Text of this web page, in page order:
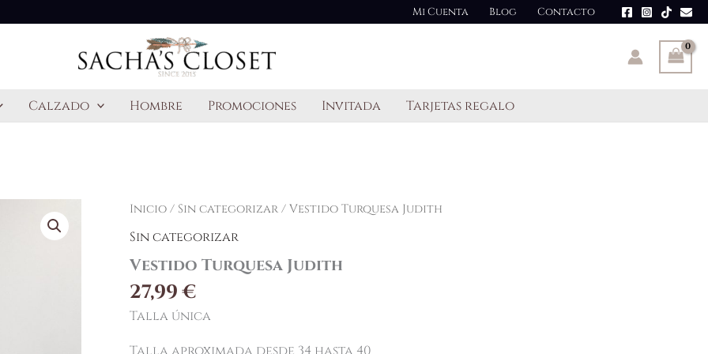
Mi Cuenta Blog Contacto
Calzado Hombre Promociones Invitada Tarjetas regalo
Inicio/ Sin categorizar/ Vestido Turquesa Judith
Sin categorizar
Vestido Turquesa Judith
27,99€
Talla única